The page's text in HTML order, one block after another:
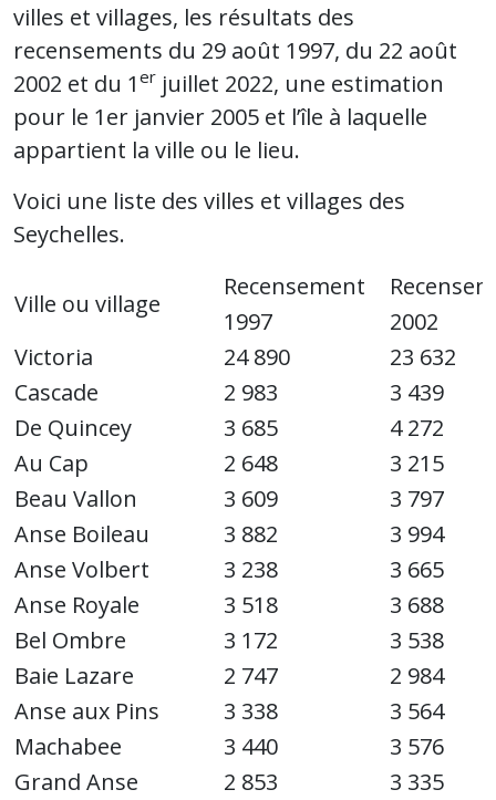
villes et villages, les résultats des
recensements du 29 août 1997, du 22 août
2002 et du 1 er juillet 2022, une estimation
pour le 1er janvier 2005 et l’île à laquelle
appartient la ville ou le lieu.
Voici une liste des villes et villages des
Seychelles.
Ville ou village
Recensement
1997
2002
Victoria
24 890
23 632
Cascade
2 983
3 439
De Quincey
3 685
4 272
Au Cap
2 648
3 215
Beau Vallon
3 609
3 797
Anse Boileau
3 882
3 994
Anse Volbert
3 238
3 665
Anse Royale
3 518
3 688
Bel Ombre
3 172
3 538
Baie Lazare
2 747
2 984
Anse aux Pins
3 338
3 564
Machabee
3 440
3 576
Grand Anse
2 853
3 335